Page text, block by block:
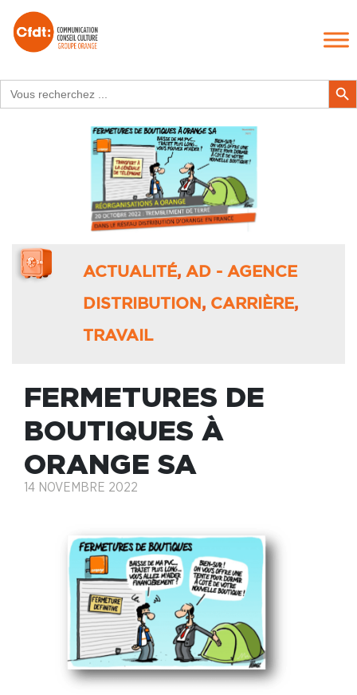
for:
Search
ACTUALITÉ, AD - AGENCE
DISTRIBUTION , CARRIÈRE,
TRAVAIL
FERMETURES DE
BOUTIQUES À
ORANGE SA
14 NOVEMBRE 2022